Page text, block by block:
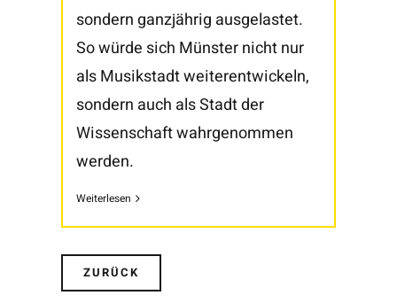
sondern ganzjährig ausgelastet.
So würde sich Münster nicht nur
als Musikstadt weiterentwickeln,
sondern auch als Stadt der
Wissenschaft wahrgenommen
werden.
Weiterlesen
ZURÜCK